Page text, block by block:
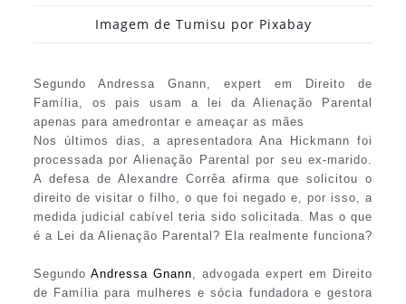
Imagem de Tumisu por Pixabay
Segundo Andressa Gnann, expert em Direito de
Família, os pais usam a lei da Alienação Parental
apenas para amedrontar e ameaçar as mães
Nos últimos dias, a apresentadora Ana Hickmann foi
processada por Alienação Parental por seu ex-marido.
A defesa de Alexandre Corrêa afirma que solicitou o
direito de visitar o filho, o que foi negado e, por isso, a
medida judicial cabível teria sido solicitada. Mas o que
é a Lei da Alienação Parental? Ela realmente funciona?
Segundo Andressa Gnann, advogada expert em Direito
de Família para mulheres e sócia fundadora e gestora